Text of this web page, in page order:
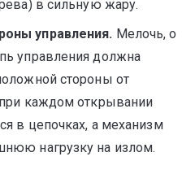
в сильную жару.
управления. Мелочь, о
управления должна
стороны от
каждом открывании
в цепочках, а механизм
нагрузку на излом.